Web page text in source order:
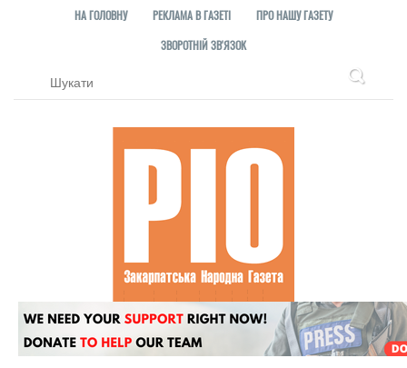
НА ГОЛОВНУ РЕКЛАМА В ГАЗЕТІ
ПРО НАШУ ГАЗЕТУ
ЗВОРОТНІЙ ЗВ'ЯЗОК